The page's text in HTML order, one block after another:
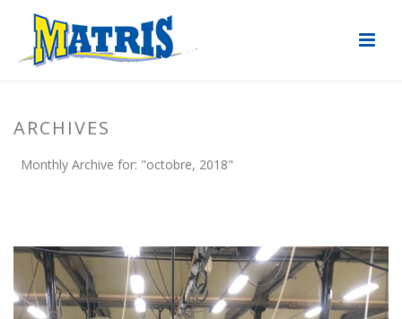
ARCHIVES
Monthly Archive for: "octobre, 2018"